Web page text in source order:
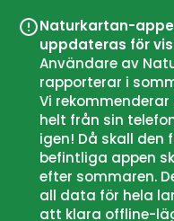
Naturkartan-
uppdateras för
Användare av
rapporterar i
Vi
helt från sin
igen! Då skall den
befintliga appen
efter sommaren.
all data för hela
att klara offline-